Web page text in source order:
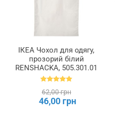
ІКЕА Чохол для одягу,
прозорий білий
RENSHACKA, 505.301.01
62,00 грн
46,00 грн